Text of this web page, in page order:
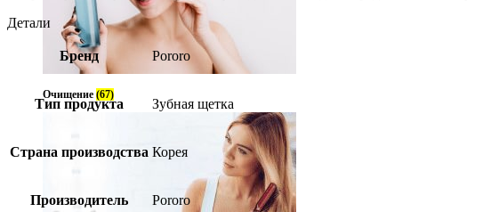
Очищение (67)
Детали
Бренд Pororo
Тип продукта Зубная щетка
Страна производства Корея
Производитель Pororo